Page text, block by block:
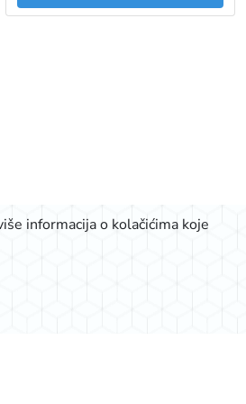
informacija o kolačićima koje